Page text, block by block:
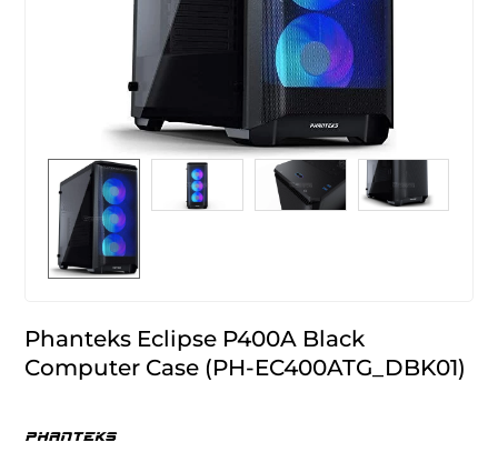
Phanteks Eclipse P400A Black
Computer Case (PH-EC400ATG_DBK01)